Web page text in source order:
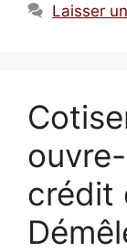
Laisser
crédit